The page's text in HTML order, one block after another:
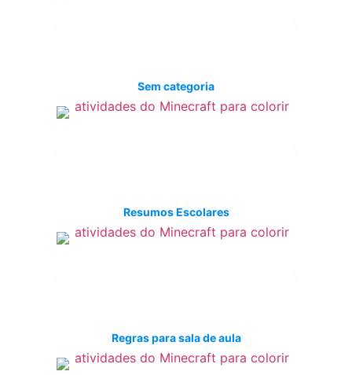
Sem categoria
Resumos Escolares
Regras para sala de aula